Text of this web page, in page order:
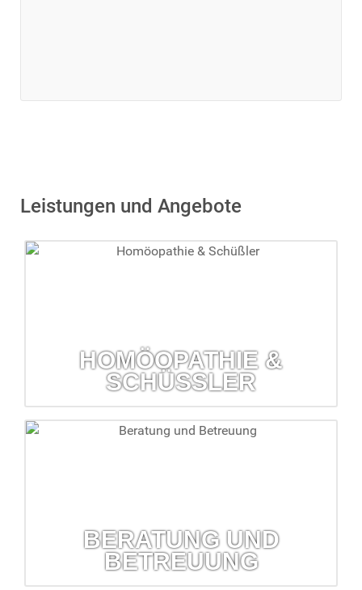
Leistungen und Angebote
HOMÖOPATHIE &
SCHÜSSLER
Homöopathie & Schüßler
BERATUNG UND
BETREUUNG